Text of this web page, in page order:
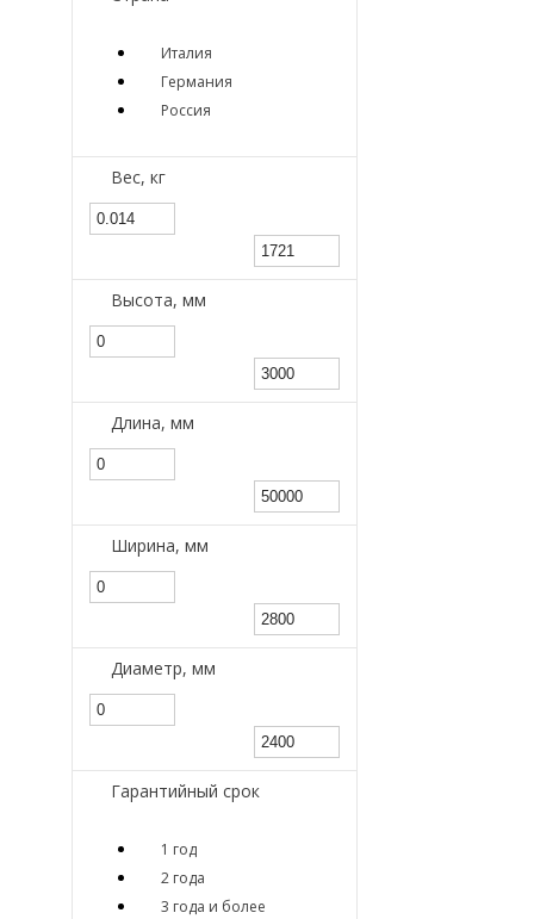
Италия
Германия
Россия
Вес, кг
Высота, мм
Длина, мм
Ширина, мм
Диаметр, мм
Гарантийный срок
1 год
2 года
3 года и более